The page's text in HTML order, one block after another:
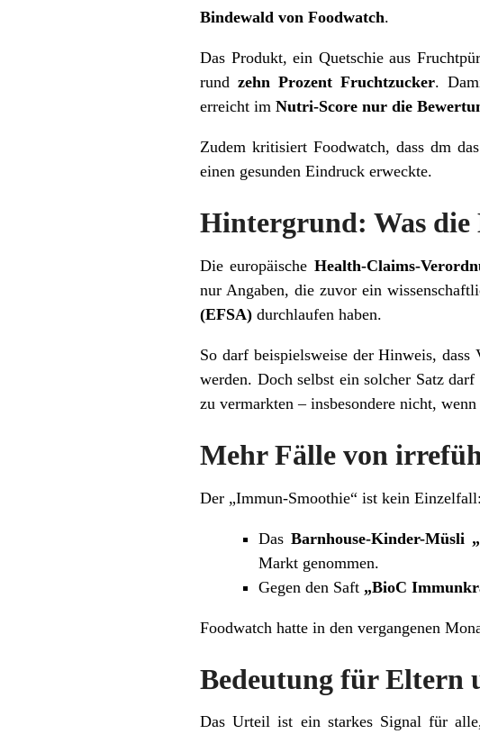
Bindewald von Foodwatch.
Das Produkt, ein Quetschie aus
rundzehn Prozent Fruchtzucker.
erreicht im Nutri-Score nur die
Zudem kritisiert Foodwatch, dass dm
einen gesunden Eindruck erweckte.
Hintergrund: Was die
Die europäische Health-Claims-
nur Angaben, die zuvor ein
(EFSA) durchlaufen haben.
So darf beispielsweise der Hinweis,
werden. Doch selbst ein solcher Satz
zu vermarkten – insbesondere nicht,
Mehr Fälle von
Der „Immun-Smoothie“ ist kein Einzelfall:
Das Barnhouse-Kinder-Müsli
Markt genommen.
Gegen den Saft „BioC
Foodwatch hatte in den vergangenen
Bedeutung für Eltern
Das Urteil ist ein starkes Signal für